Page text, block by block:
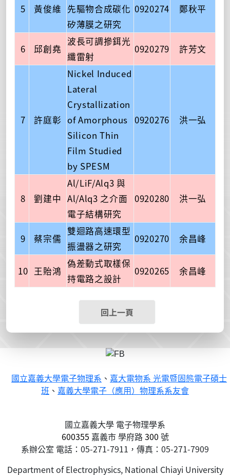
5 黃俊維 先驅物合成碳化
矽薄膜之研究
0920274 鄭秋平
6 邱創堯
波長可調摻鉺光
纖雷射
0920279 許芳文
7 許庭彰
Nickel Induced
Lateral
Crystallization
of Amorphous
Silicon Thin
Film Studied
by SPESM
0920276 洪一弘
8 劉建中
Al/LiF/Alq3 與
Al/Alq3 之介面
電子結構研究
0920280 洪一弘
9 蔡宗儒
雙迴路高速環型
振盪器之研究
0920270 余昌峰
10 王貽鴻
偽差動式取樣保
持電路之設計
0920265 余昌峰
回上一頁
國立嘉義大學電子物理系 、 嘉大電物系 光電暨固態電子碩士
班 、 嘉義大學電子（應用）物理系系友會
國立嘉義大學 電子物理學系
600355 嘉義市學府路300 號
系辦公室 電話：05-271-7911，傳真：05-271-7909
Department of Electrophysics, National Chiayi University